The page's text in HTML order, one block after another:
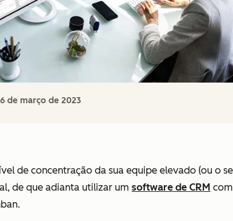
de março de 2023
de concentração da sua equipe elevado (ou o
de que adianta utilizar um software de CRM